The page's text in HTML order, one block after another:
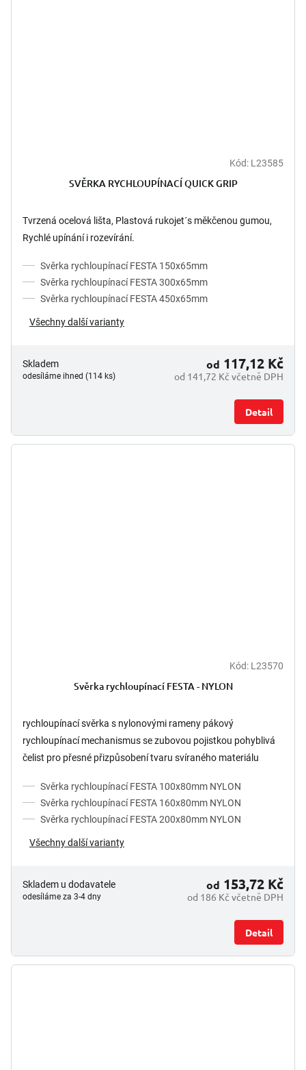
4,3
5
Kód: L23585
SVĚRKA RYCHLOUPÍNACÍ QUICK GRIP
Tvrzená ocelová lišta, Plastová rukojet´s měkčenou gumou,
Rychlé upínání i rozevírání.
Svěrka rychloupínací FESTA 150x65mm
Svěrka rychloupínací FESTA 300x65mm
Svěrka rychloupínací FESTA 450x65mm
Všechny další varianty
Skladem
odesíláme ihned (114 ks) od 141,72 Kč včetně DPH
od 117,12 Kč
Detail
Kód: L23570
Svěrka rychloupínací FESTA - NYLON
rychloupínací svěrka s nylonovými rameny pákový
rychloupínací mechanismus se zubovou pojistkou pohyblivá
čelist pro přesné přizpůsobení tvaru svíraného materiálu
Svěrka rychloupínací FESTA 100x80mm NYLON
Svěrka rychloupínací FESTA 160x80mm NYLON
Svěrka rychloupínací FESTA 200x80mm NYLON
Všechny další varianty
Skladem u dodavatele
odesíláme za 3-4 dny od 186 Kč včetně DPH
od 153,72 Kč
Detail